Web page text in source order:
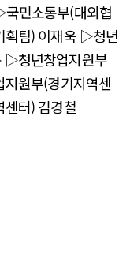
민소통부(대외협
획팀) 이재욱 ▷청년
▷청년창업지원부
원부(경기지역센
터) 김경철